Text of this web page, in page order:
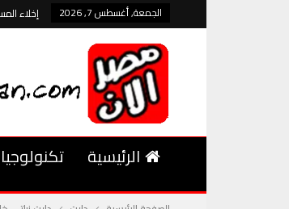
الجمعة, أغسطس 7, 2026 إخلاء
الرئيسية تكنولوجيا